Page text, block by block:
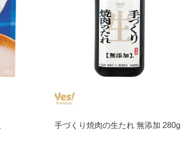
手づくり焼肉の生たれ 無添加 280g